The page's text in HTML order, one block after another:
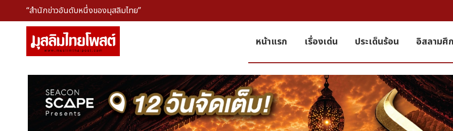
“สำนักข่าวอันดับหนึ่งของมุสลิมไทย”
หน้าแรก เรื่องเด่น ประเด็นร้อน อิสลามศึ